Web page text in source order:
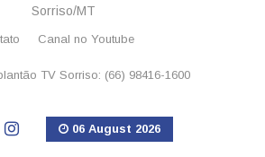
Sorriso/MT
Canal no Youtube
TV Sorriso: (66) 98416-1600
06 August 2026